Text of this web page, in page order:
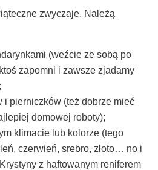
zwy­cza­je. Nale­żą
(weź­cie ze sobą po
zapo­mni i zawsze zja­da­my
i pier­nicz­ków (też dobrze mieć
domo­wej roboty);
kli­ma­cie lub kolo­rze (tego
czer­wień, sre­bro, zło­to… no i
z hafto­wa­nym reni­fe­rem